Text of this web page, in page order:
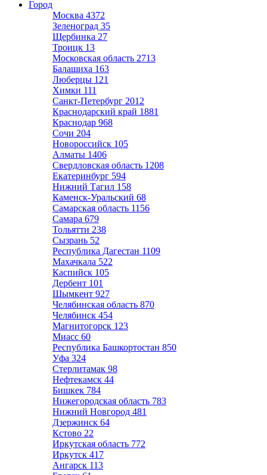
Город
Москва 4372
Зеленоград 35
Щербинка 27
Троицк 13
Московская область 2713
Балашиха 163
Люберцы 121
Химки 111
Санкт-Петербург 2012
Краснодарский край 1881
Краснодар 968
Сочи 204
Новороссийск 105
Алматы 1406
Свердловская область 1208
Екатеринбург 594
Нижний Тагил 158
Каменск-Уральский 68
Самарская область 1156
Самара 679
Тольятти 238
Сызрань 52
Республика Дагестан 1109
Махачкала 522
Каспийск 105
Дербент 101
Шымкент 927
Челябинская область 870
Челябинск 454
Магнитогорск 123
Миасс 60
Республика Башкортостан 850
Уфа 324
Стерлитамак 98
Нефтекамск 44
Бишкек 784
Нижегородская область 783
Нижний Новгород 481
Дзержинск 64
Кстово 22
Иркутская область 772
Иркутск 417
Ангарск 113